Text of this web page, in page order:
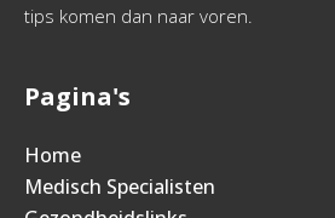
tips komen dan naar voren.
Pagina's
Home
Medisch Specialisten